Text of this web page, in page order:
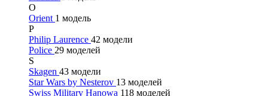
O
Orient 1 модель
P
Philip Laurence 42 модели
Police 29 моделей
S
Skagen 43 модели
Star Wars by Nesterov 13 моделей
Swiss Military Hanowa 118 моделей